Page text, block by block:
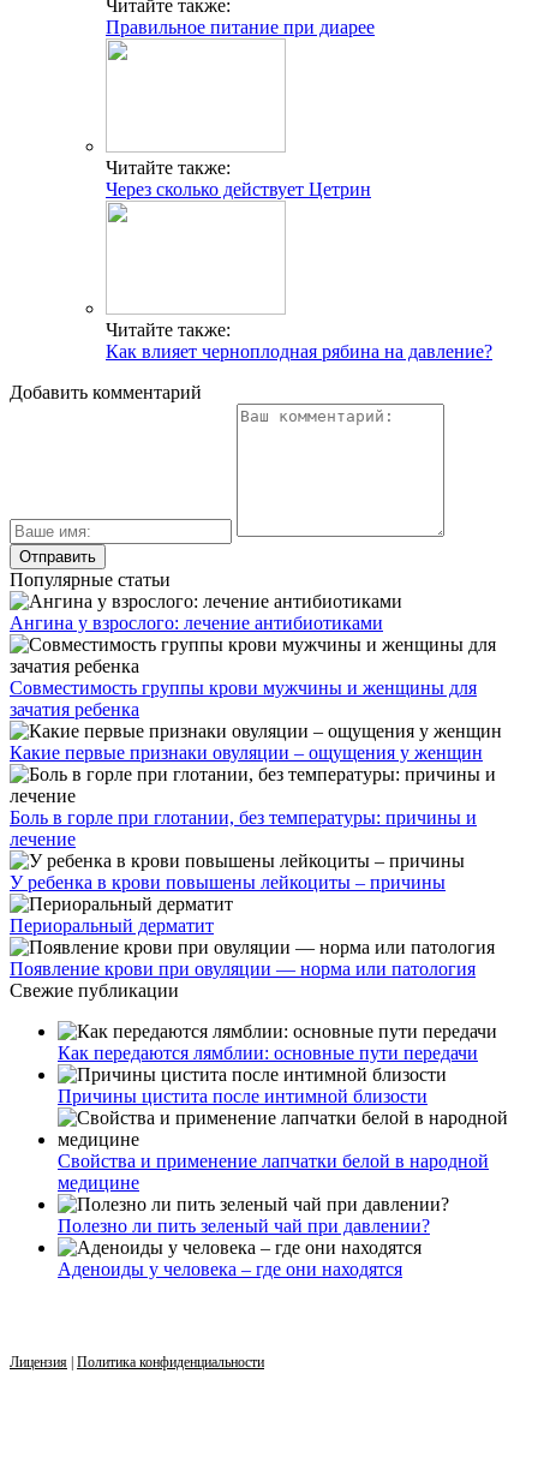
Читайте также:
Правильное питание при диарее
Читайте также:
Через сколько действует Цетрин
Читайте также:
Как влияет черноплодная рябина на давление?
Добавить комментарий
Популярные статьи
Ангина у взрослого: лечение антибиотиками
Совместимость группы крови мужчины и женщины для
зачатия ребенка
Какие первые признаки овуляции – ощущения у женщин
Боль в горле при глотании, без температуры: причины и
лечение
У ребенка в крови повышены лейкоциты – причины
Периоральный дерматит
Появление крови при овуляции — норма или патология
Свежие публикации
Как передаются лямблии: основные пути передачи
Причины цистита после интимной близости
Свойства и применение лапчатки белой в народной
медицине
Полезно ли пить зеленый чай при давлении?
Аденоиды у человека – где они находятся
Лицензия | Политика конфиденциальности